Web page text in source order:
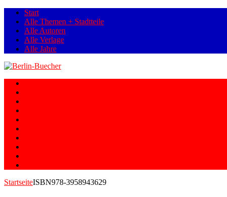
Start
Alle Themen + Stadtteile
Alle Autoren
Alle Verlage
Alle Jahre
StartseiteISBN978-3958943629